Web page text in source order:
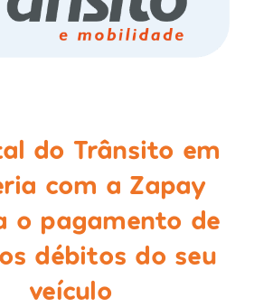
do Trânsito em
com a Zapay
o pagamento de
débitos do seu
veículo